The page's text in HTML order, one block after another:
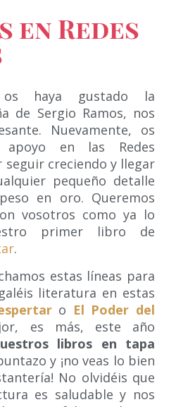
en Redes
os haya gustado la
de Sergio Ramos, nos
Nuevamente, os
apoyo en las Redes
seguir creciendo y llegar
pequeño detalle
en oro. Queremos
vosotros como ya lo
primer libro de
.
estas líneas para
literatura en estas
o El Poder del
es más, este año
libros en tapa
y ¡no veas lo bien
No olvidéis que
es saludable y nos